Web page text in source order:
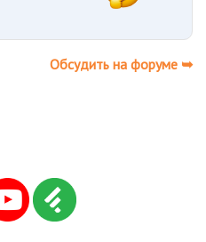
Обсудить на форуме ➥